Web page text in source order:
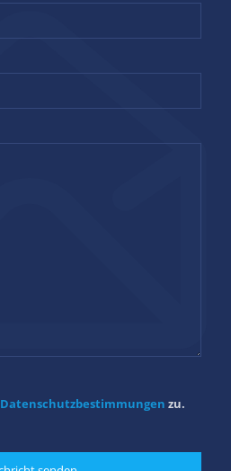
Datenschutzbestimmungen zu.